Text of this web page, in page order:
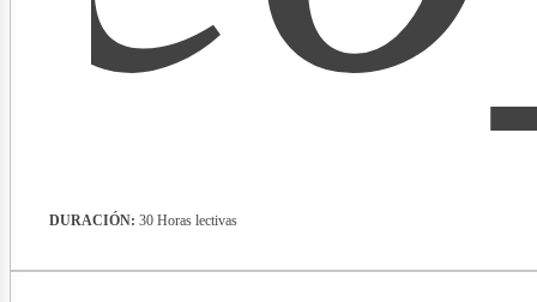
DURACIÓN: 30 Horas lectivas